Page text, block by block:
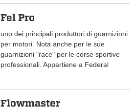
Fel Pro
uno dei principali produttori di guarnizioni
per motori. Nota anche per le sue
guarnizioni "race" per le corse sportive
professionali. Appartiene a Federal
Flowmaster